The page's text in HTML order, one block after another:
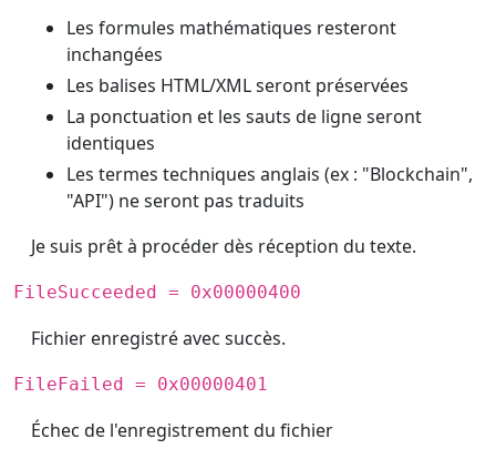
Les formules mathématiques resteront
inchangées
Les balises HTML/XML seront préservées
La ponctuation et les sauts de ligne seront
identiques
Les termes techniques anglais (ex : "Blockchain",
"API") ne seront pas traduits
Je suis prêt à procéder dès réception du texte.
FileSucceeded = 0x00000400
Fichier enregistré avec succès.
FileFailed = 0x00000401
Échec de l'enregistrement du fichier